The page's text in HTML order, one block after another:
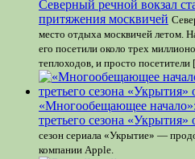
Северный речной вокзал
притяжения москвичей
место отдыха москвичей летом.
его посетили около трех
теплоходов, и просто
«Многообещающее начало»:
третьего сезона «Укрытия»
сезон сериала «Укрытие» —
компании Apple.